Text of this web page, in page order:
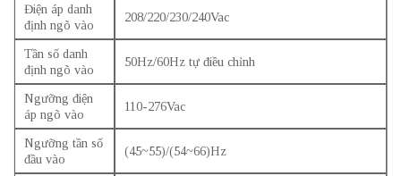
Điện áp danh
định ngõ vào
208/220/230/240Vac
Tần số danh
định ngõ vào
50Hz/60Hz tự điều chỉnh
Ngưỡng điện
áp ngõ vào
110-276Vac
Ngưỡng tần số
đầu vào
(45~55)/(54~66)Hz